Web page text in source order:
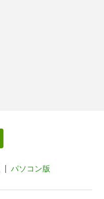
パソコン版